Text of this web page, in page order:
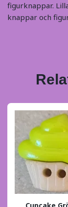
figurknappar.
knappar och